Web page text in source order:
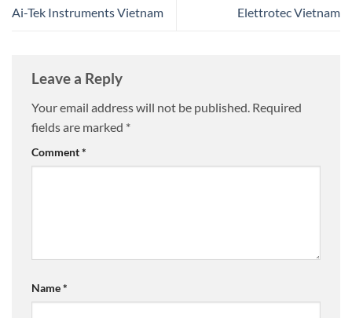
Ai-Tek Instruments Vietnam Elettrotec Vietnam
Leave a Reply
Your email address will not be published. Required
fields are marked *
Comment*
Name*